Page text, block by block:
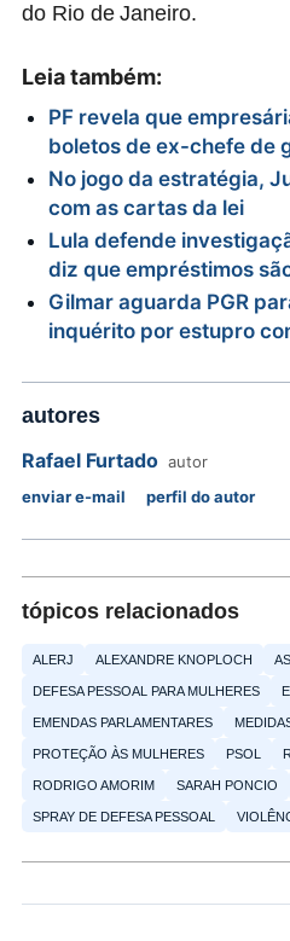
do Rio de Janeiro.
Leia também:
PF revela que
boletos de ex-chefe de
No jogo da estratégia,
com as cartas da lei
Lula defende
diz que empréstimos
Gilmar aguarda PGR
inquérito por estupro
autores
Rafael Furtado autor
enviar e-mail
perfil do autor
tópicos relacionados
ALERJ ALEXANDRE KNOPLOCH
DEFESA PESSOAL PARA MULHERES
EMENDAS PARLAMENTARES
PROTEÇÃO ÀS MULHERES PSOL
RODRIGO AMORIM SARAH PONCIO
SPRAY DE DEFESA PESSOAL